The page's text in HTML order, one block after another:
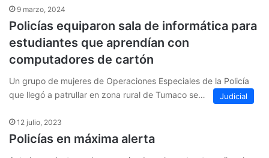
9 marzo, 2024
Policías equiparon sala de informática para
estudiantes que aprendían con
computadores de cartón
Un grupo de mujeres de Operaciones Especiales de la Policía
que llegó a patrullar en zona rural de Tumaco se…
Judicial
12 julio, 2023
Policías en máxima alerta